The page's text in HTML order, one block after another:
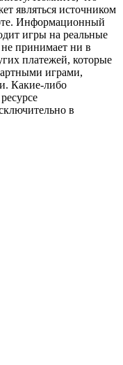
являться источником
Информационный
игры на реальные
принимает ни в
платежей, которые
играми,
Какие-либо
в